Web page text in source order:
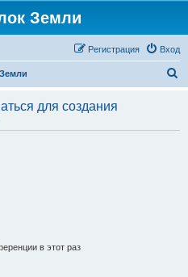
Земли
Вход
Регистрация
с
для создания
в этот раз